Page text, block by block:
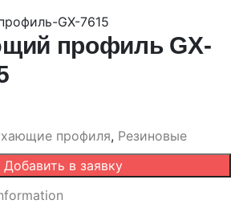
профиль GX-
профиля, Резиновые
Добавить в заявку